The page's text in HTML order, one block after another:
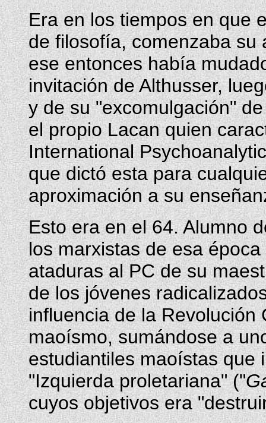
Era en los tiempos en que
de filosofía, comenzaba su
ese entonces había
invitación de Althusser,
y de su "excomulgación"
el propio Lacan quien
International
que dictó esta para
aproximación a su
Esto era en el 64. Alumno
los marxistas de esa
ataduras al PC de su
de los jóvenes
influencia de la
maoísmo, sumándose a
estudiantiles maoístas que
"Izquierda proletariana" ("
cuyos objetivos era